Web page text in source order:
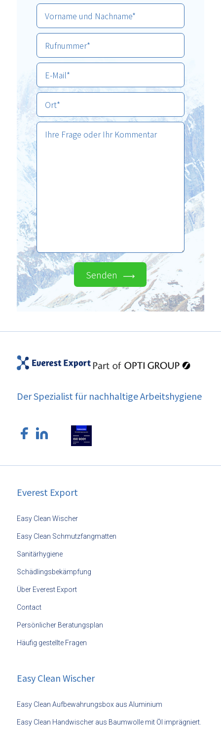
Senden
Der Spezialist für nachhaltige Arbeitshygiene
Everest Export
Easy Clean Wischer
Easy Clean Schmutzfangmatten
Sanitärhygiene
Schädlingsbekämpfung
Über Everest Export
Contact
Persönlicher Beratungsplan
Häufig gestellte Fragen
Easy Clean Wischer
Easy Clean Aufbewahrungsbox aus Aluminium
Easy Clean Handwischer aus Baumwolle mit Öl imprägniert.